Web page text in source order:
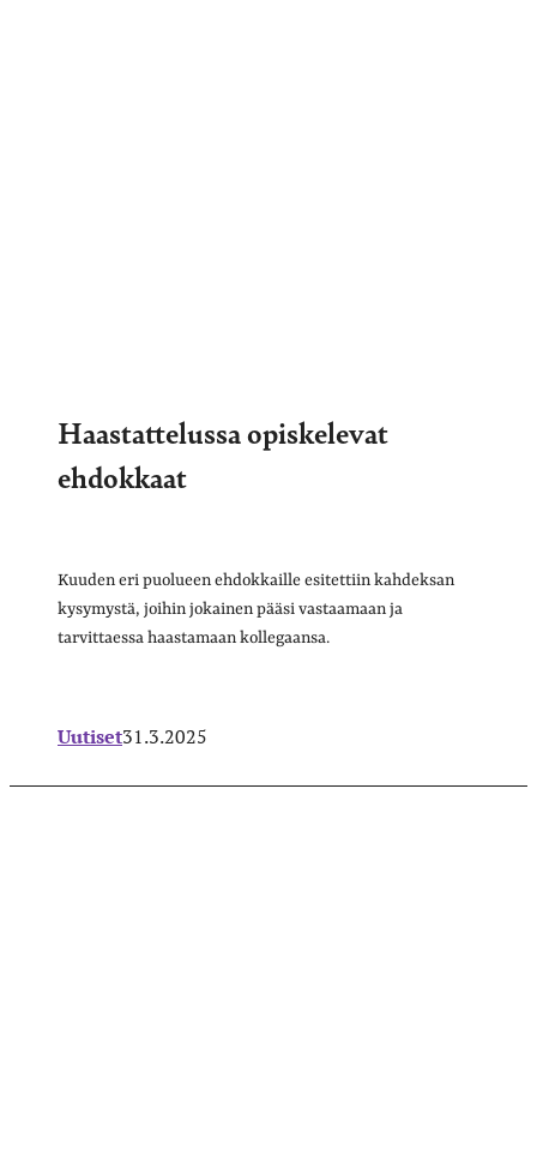
Haastattelussa opiskelevat
ehdokkaat
Kuuden eri puolueen ehdokkaille esitettiin kahdeksan
kysymystä, joihin jokainen pääsi vastaamaan ja
tarvittaessa haastamaan kollegaansa.
Uutiset31.3.2025